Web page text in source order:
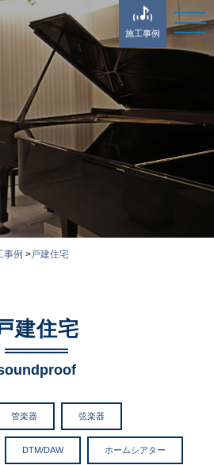
施工事例
事例 >戸建住宅
建住宅
管楽器 弦楽器
DTM/DAW ホームシアター